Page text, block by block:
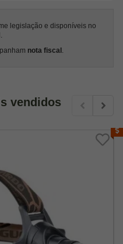
legislação e disponíveis no
nota fiscal.
vendidos